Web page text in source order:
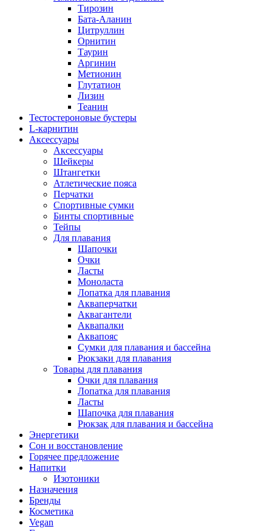
Тирозин
Бата-Аланин
Цитруллин
Орнитин
Таурин
Аргинин
Метионин
Глутатион
Лизин
Теанин
Тестостероновые бустеры
L-карнитин
Аксессуары
Аксессуары
Шейкеры
Штангетки
Атлетические пояса
Перчатки
Спортивные сумки
Бинты спортивные
Тейпы
Для плавания
Шапочки
Очки
Ласты
Моноласта
Лопатка для плавания
Акваперчатки
Аквагантели
Аквапалки
Аквапояс
Сумки для плавания и бассейна
Рюкзаки для плавания
Товары для плавания
Очки для плавания
Лопатка для плавания
Ласты
Шапочка для плавания
Рюкзак для плавания и бассейна
Энергетики
Сон и восстановление
Горячее предложение
Напитки
Изотоники
Назначения
Бренды
Косметика
Vegan